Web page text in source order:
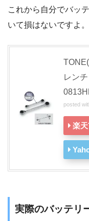
これから自分でバッ
いて損はないですよ。
レン
posted
楽
実際のバッテリ